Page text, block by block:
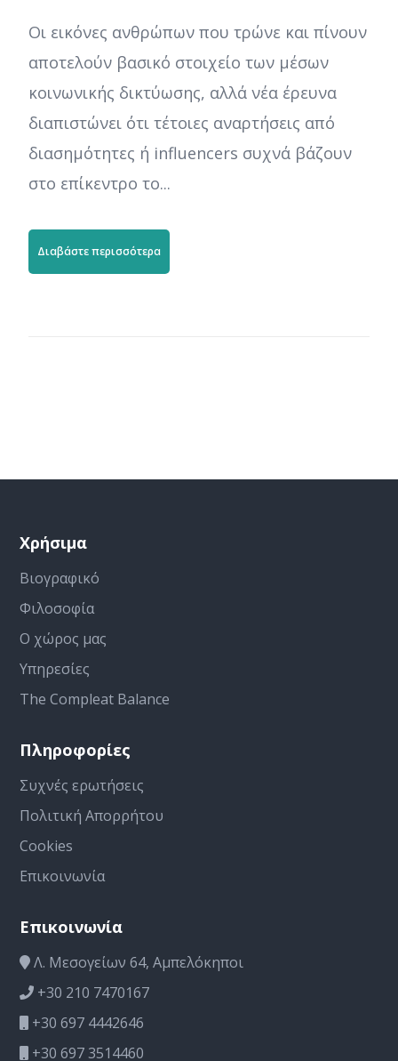
Οι εικόνες ανθρώπων που τρώνε και πίνουν
αποτελούν βασικό στοιχείο των μέσων
κοινωνικής δικτύωσης, αλλά νέα έρευνα
διαπιστώνει ότι τέτοιες αναρτήσεις από
διασημότητες ή influencers συχνά βάζουν
στο επίκεντρο το...
Διαβάστε περισσότερα
Χρήσιμα
Βιογραφικό
Φιλοσοφία
Ο χώρος μας
Υπηρεσίες
The Compleat Balance
Πληροφορίες
Συχνές ερωτήσεις
Πολιτική Απορρήτου
Cookies
Επικοινωνία
Επικοινωνία
Λ. Μεσογείων 64, Αμπελόκηποι
+30 210 7470167
+30 697 4442646
+30 697 3514460